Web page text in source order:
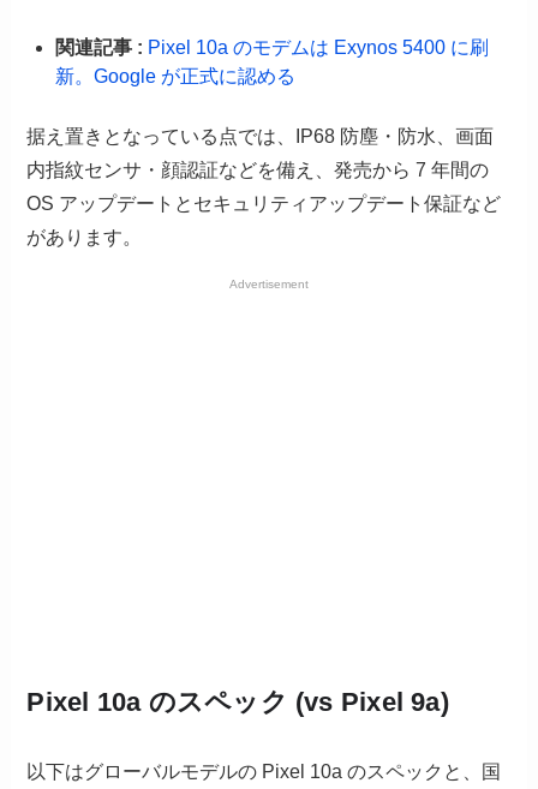
関連記事 : Pixel 10a のモデムは Exynos 5400 に刷
新。Google が正式に認める
据え置きとなっている点では、IP68 防塵・防水、画面
内指紋センサ・顔認証などを備え、発売から 7 年間の
OS アップデートとセキュリティアップデート保証など
があります。
Advertisement
Pixel 10a のスペック (vs Pixel 9a)
以下はグローバルモデルの Pixel 10a のスペックと、国